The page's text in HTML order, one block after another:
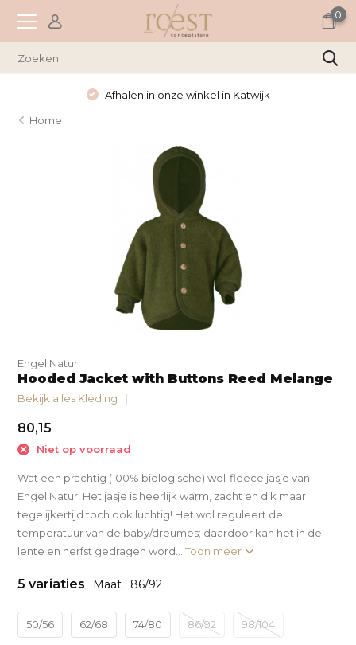
0
Afhalen in onze winkel in Katwijk
Home
Engel Natur
Hooded Jacket with Buttons Reed Melange
Bekijk alles Kleding
80,15
Niet op voorraad
Wat een prachtig (100% biologische) wol-fleece jasje van
Engel Natur! Het jasje is heerlijk warm, zacht en dik maar
tegelijkertijd toch ook luchtig! Het wol reguleert de
temperatuur van de baby/dreumes; daardoor kan het in de
lente en herfst gedragen word...Toon meer
5 variaties Maat : 86/92
50/56 62/68 74/80 86/92 98/104